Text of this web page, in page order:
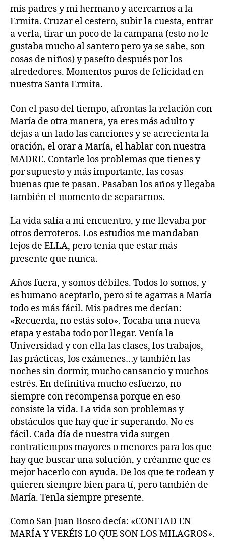
mis padres y mi hermano y acercarnos a la
Ermita. Cruzar el cestero, subir la cuesta, entrar
a verla, tirar un poco de la campana (esto no le
gustaba mucho al santero pero ya se sabe, son
cosas de niños) y paseíto después por los
alrededores. Momentos puros de felicidad en
nuestra Santa Ermita.
Con el paso del tiempo, afrontas la relación con
María de otra manera, ya eres más adulto y
dejas a un lado las canciones y se acrecienta la
oración, el orar a María, el hablar con nuestra
MADRE. Contarle los problemas que tienes y
por supuesto y más importante, las cosas
buenas que te pasan. Pasaban los años y llegaba
también el momento de separarnos.
La vida salía a mi encuentro, y me llevaba por
otros derroteros. Los estudios me mandaban
lejos de ELLA, pero tenía que estar más
presente que nunca.
Años fuera, y somos débiles. Todos lo somos, y
es humano aceptarlo, pero si te agarras a María
todo es más fácil. Mis padres me decían:
«Recuerda, no estás solo». Tocaba una nueva
etapa y estaba todo por llegar. Venía la
Universidad y con ella las clases, los trabajos,
las prácticas, los exámenes…y también las
noches sin dormir, mucho cansancio y muchos
estrés. En definitiva mucho esfuerzo, no
siempre con recompensa porque en eso
consiste la vida. La vida son problemas y
obstáculos que hay que ir superando. No es
fácil. Cada día de nuestra vida surgen
contratiempos mayores o menores para los que
hay que buscar una solución, y créanme que es
mejor hacerlo con ayuda. De los que te rodean y
quieren siempre bien para tí, pero también de
María. Tenla siempre presente.
Como San Juan Bosco decía: «CONFIAD EN
MARÍA Y VERÉIS LO QUE SON LOS MILAGROS».